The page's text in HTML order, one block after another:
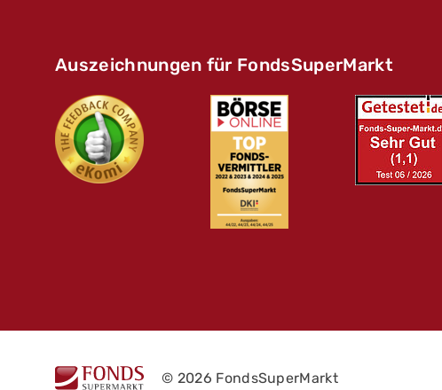
Auszeichnungen für FondsSuperMarkt
© 2026 FondsSuperMarkt